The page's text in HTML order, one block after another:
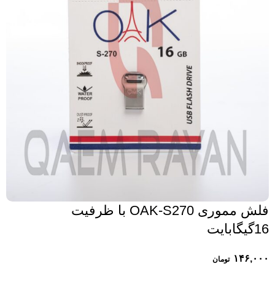
فلش مموری OAK-S270 با ظرفیت
16گیگابایت
۱۴۶,۰۰۰ تومان